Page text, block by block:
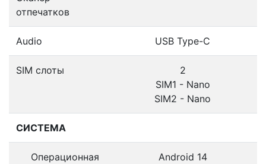
отпечатков
Audio USB Type-C
SIM слоты
2
SIM1 - Nano
SIM2 - Nano
СИСТЕМА
Операционная
Android 14